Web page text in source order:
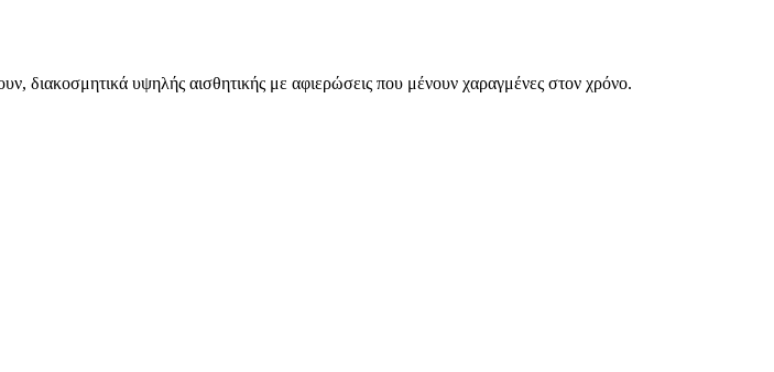
διακοσμητικά υψηλής αισθητικής με αφιερώσεις που μένουν χαραγμένες στον χρόνο.